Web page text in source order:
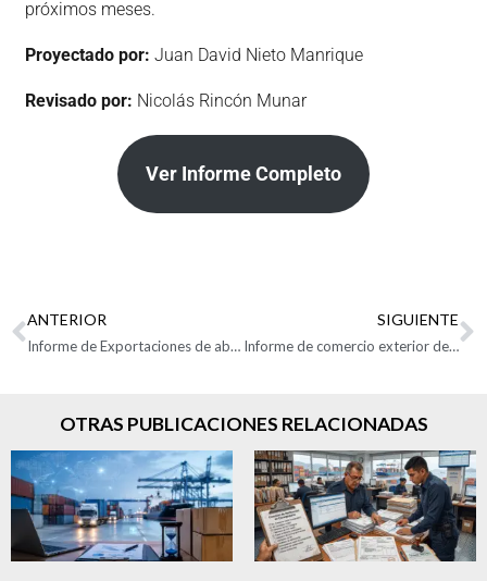
próximos meses.
Proyectado por: Juan David Nieto Manrique
Revisado por: Nicolás Rincón Munar
Ver Informe Completo
ANTERIOR
Informe de Exportaciones de abril de 2022
SIGUIENTE
Informe de comercio exterior de Zonas Francas Enero – Marzo del 2022
OTRAS PUBLICACIONES RELACIONADAS